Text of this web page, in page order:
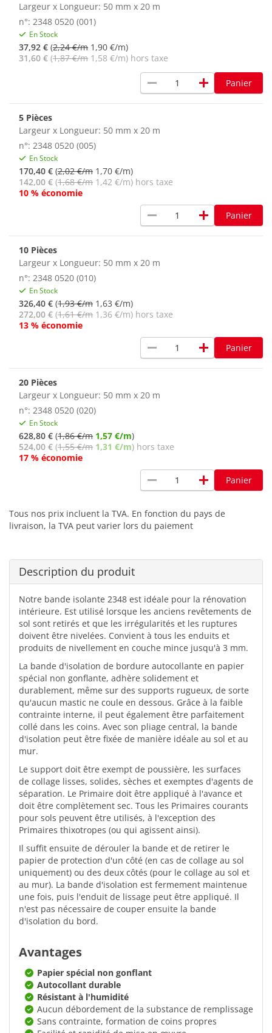
Largeur x Longueur: 50 mm x 20 m
n°: 2348 0520 (001)
En Stock
37,92 € (2,24 €/m 1,90 €/m)
31,60 € (1,87 €/m 1,58 €/m) hors taxe
remove add Panier
5 Pièces
Largeur x Longueur: 50 mm x 20 m
n°: 2348 0520 (005)
En Stock
170,40 € (2,02 €/m 1,70 €/m)
142,00 € (1,68 €/m 1,42 €/m) hors taxe
10 % économie
remove add Panier
10 Pièces
Largeur x Longueur: 50 mm x 20 m
n°: 2348 0520 (010)
En Stock
326,40 € (1,93 €/m 1,63 €/m)
272,00 € (1,61 €/m 1,36 €/m) hors taxe
13 % économie
remove add Panier
20 Pièces
Largeur x Longueur: 50 mm x 20 m
n°: 2348 0520 (020)
En Stock
628,80 € (1,86 €/m 1,57 €/m)
524,00 € (1,55 €/m 1,31 €/m) hors taxe
17 % économie
remove add Panier
Tous nos prix incluent la TVA. En fonction du pays de
livraison, la TVA peut varier lors du paiement
Description du produit
Notre bande isolante 2348 est idéale pour la rénovation
intérieure. Est utilisé lorsque les anciens revêtements de
sol sont retirés et que les irrégularités et les ruptures
doivent être nivelées. Convient à tous les enduits et
produits de nivellement en couche mince jusqu'à 3 mm.
La bande d'isolation de bordure autocollante en papier
spécial non gonflante, adhère solidement et
durablement, même sur des supports rugueux, de sorte
qu'aucun mastic ne coule en dessous. Grâce à la faible
contrainte interne, il peut également être parfaitement
collé dans les coins. Avec son pliage central, la bande
d'isolation peut être fixée de manière idéale au sol et au
mur.
Le support doit être exempt de poussière, les surfaces
de collage lisses, solides, sèches et exemptes d'agents de
séparation. Le Primaire doit être appliqué à l'avance et
doit être complètement sec. Tous les Primaires courants
pour sols peuvent être utilisés, à l'exception des
Primaires thixotropes (ou qui agissent ainsi).
Il suffit ensuite de dérouler la bande et de retirer le
papier de protection d'un côté (en cas de collage au sol
uniquement) ou des deux côtés (pour le collage au sol et
au mur). La bande d'isolation est fermement maintenue
une fois, puis l'enduit de lissage peut être appliqué. Il
n'est pas nécessaire de couper ensuite la bande
d'isolation du bord.
Avantages
Papier spécial non gonflant
Autocollant durable
Résistant à l'humidité
Aucun débordement de la substance de remplissage
Sans contrainte, formation de coins propres